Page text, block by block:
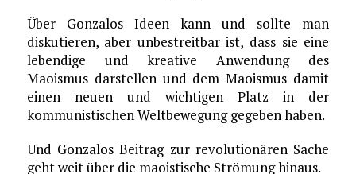
Über Gonzalos Ideen kann und sollte man
diskutieren, aber unbestreitbar ist, dass sie eine
lebendige und kreative Anwendung des
Maoismus darstellen und dem Maoismus damit
einen neuen und wichtigen Platz in der
kommunistischen Weltbewegung gegeben haben.
Und Gonzalos Beitrag zur revolutionären Sache
geht weit über die maoistische Strömung hinaus.